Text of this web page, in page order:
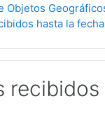
Objetos
hasta la fecha
recibidos